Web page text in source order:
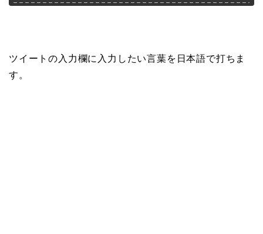
ツイートの入力欄に入力したい言葉を日本語で打ちま
す。